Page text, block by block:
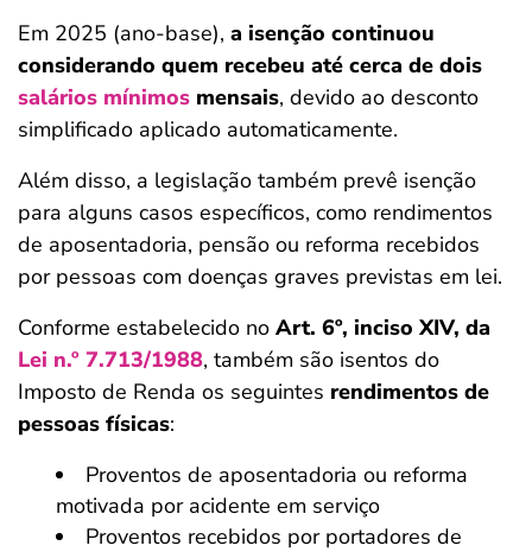
Em 2025 (ano-base), a isenção continuou
considerando quem recebeu até cerca de dois
salários mínimos mensais, devido ao desconto
simplificado aplicado automaticamente.
Além disso, a legislação também prevê isenção
para alguns casos específicos, como rendimentos
de aposentadoria, pensão ou reforma recebidos
por pessoas com doenças graves previstas em lei.
Conforme estabelecido no Art. 6º, inciso XIV, da
Lei n.º 7.713/1988, também são isentos do
Imposto de Renda os seguintes rendimentos de
pessoas físicas:
Proventos de aposentadoria ou reforma
motivada por acidente em serviço
Proventos recebidos por portadores de